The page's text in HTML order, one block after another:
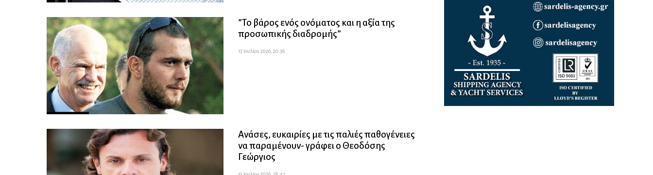
”Το βάρος ενός ονόματος και η αξία της
προσωπικής διαδρομής”
13 Ιουλίου 2026, 20:36
Ανάσες, ευκαιρίες με τις παλιές παθογένειες
να παραμένουν- γράφει ο Θεοδόσης
Γεώργιος